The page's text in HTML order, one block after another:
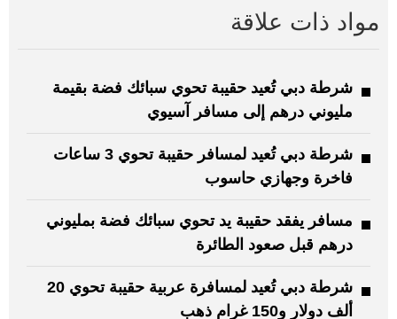
مواد ذات علاقة
شرطة دبي تُعيد حقيبة تحوي سبائك فضة بقيمة
مليوني درهم إلى مسافر آسيوي
شرطة دبي تُعيد لمسافر حقيبة تحوي 3 ساعات
فاخرة وجهازي حاسوب
مسافر يفقد حقيبة يد تحوي سبائك فضة بمليوني
درهم قبل صعود الطائرة
شرطة دبي تُعيد لمسافرة عربية حقيبة تحوي 20
ألف دولار و150 غرام ذهب